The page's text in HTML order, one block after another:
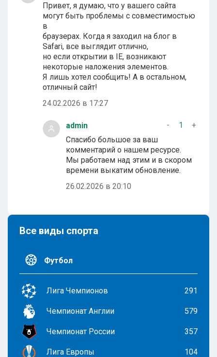
Привет, я думаю, что у вашего сайта
могут быть проблемы с совместимостью
в
браузерах. Когда я заходил на блог в
Safari, все выглядит отлично,
но если открытии в IE, возникают
некоторые наложения элементов.
Я лишь хотел сообщить! А в остальном,
отличный сайт!
24.02.2026 в 17:27
admin - 1
+
Спасибо большое за ваш
комментарий о нашем ресурсе.
Мы работаем над этим и в скором
времени выкатим обновление.
26.02.2026 в 20:10
Все виды спорта
Футбол
Лига Чемпионов 291
Чемпионат Англии 579
Чемпионат России 357
Лига Европы 104